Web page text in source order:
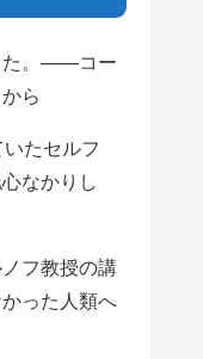
た。——コー
ら
たセルフ
なかりし
フ教授の講
った人類へ